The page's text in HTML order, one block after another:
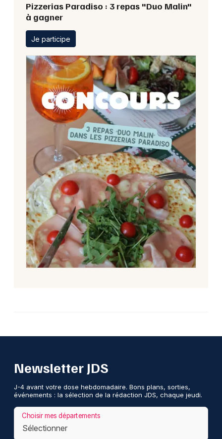
Pizzerias Paradiso : 3 repas "Duo Malin"
à gagner
Je participe
Newsletter JDS
J-4 avant votre dose hebdomadaire. Bons plans, sorties,
événements : la sélection de la rédaction JDS, chaque jeudi.
Choisir mes départements